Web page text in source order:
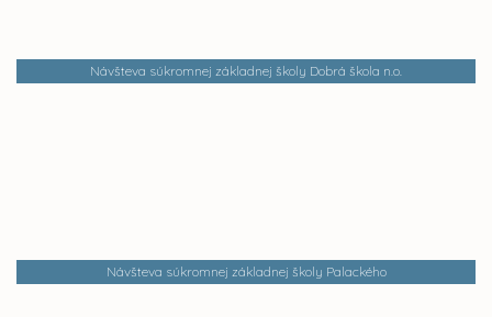
Návšteva súkromnej základnej školy Dobrá škola n.o.
Návšteva súkromnej základnej školy Palackého